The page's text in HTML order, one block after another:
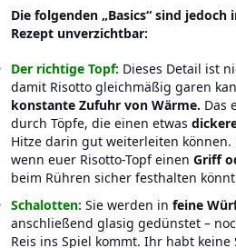
Die folgenden „Basics“ sind
Rezept unverzichtbar:
Der richtige Topf: Dieses Detail ist
damit Risotto gleichmäßig garen
konstante Zufuhr von Wärme. Das
durch Töpfe, die einen etwas
Hitze darin gut weiterleiten können.
wenn euer Risotto-Topf einen Griff
beim Rühren sicher festhalten
Schalotten: Sie werden in feine
anschließend glasig gedünstet –
Reis ins Spiel kommt. Ihr habt keine